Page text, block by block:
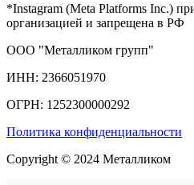
*Instagram (Meta Platforms Inc.)
организацией и запрещена в РФ
ООО "Металликом групп"
ИНН: 2366051970
ОГРН: 1252300000292
Политика конфиденциальности
Copyright © 2024 Металликом